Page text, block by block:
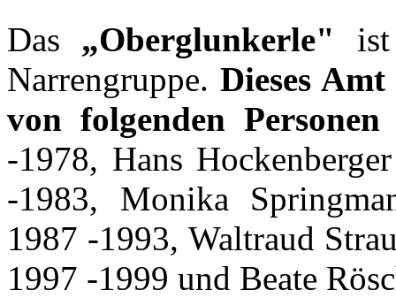
Das „Oberglunkerle"
Narrengruppe. Dieses
von folgenden Personen
-1978, Hans
-1983, Monika
1987 -1993, Waltraud
1997 -1999 und Beate